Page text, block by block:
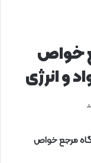
خواص
و انرژی
مرجع خواص